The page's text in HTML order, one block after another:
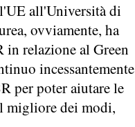
all'Università di
ovviamente, ha
in relazione al Green
incessantemente
per poter aiutare le
migliore dei modi,